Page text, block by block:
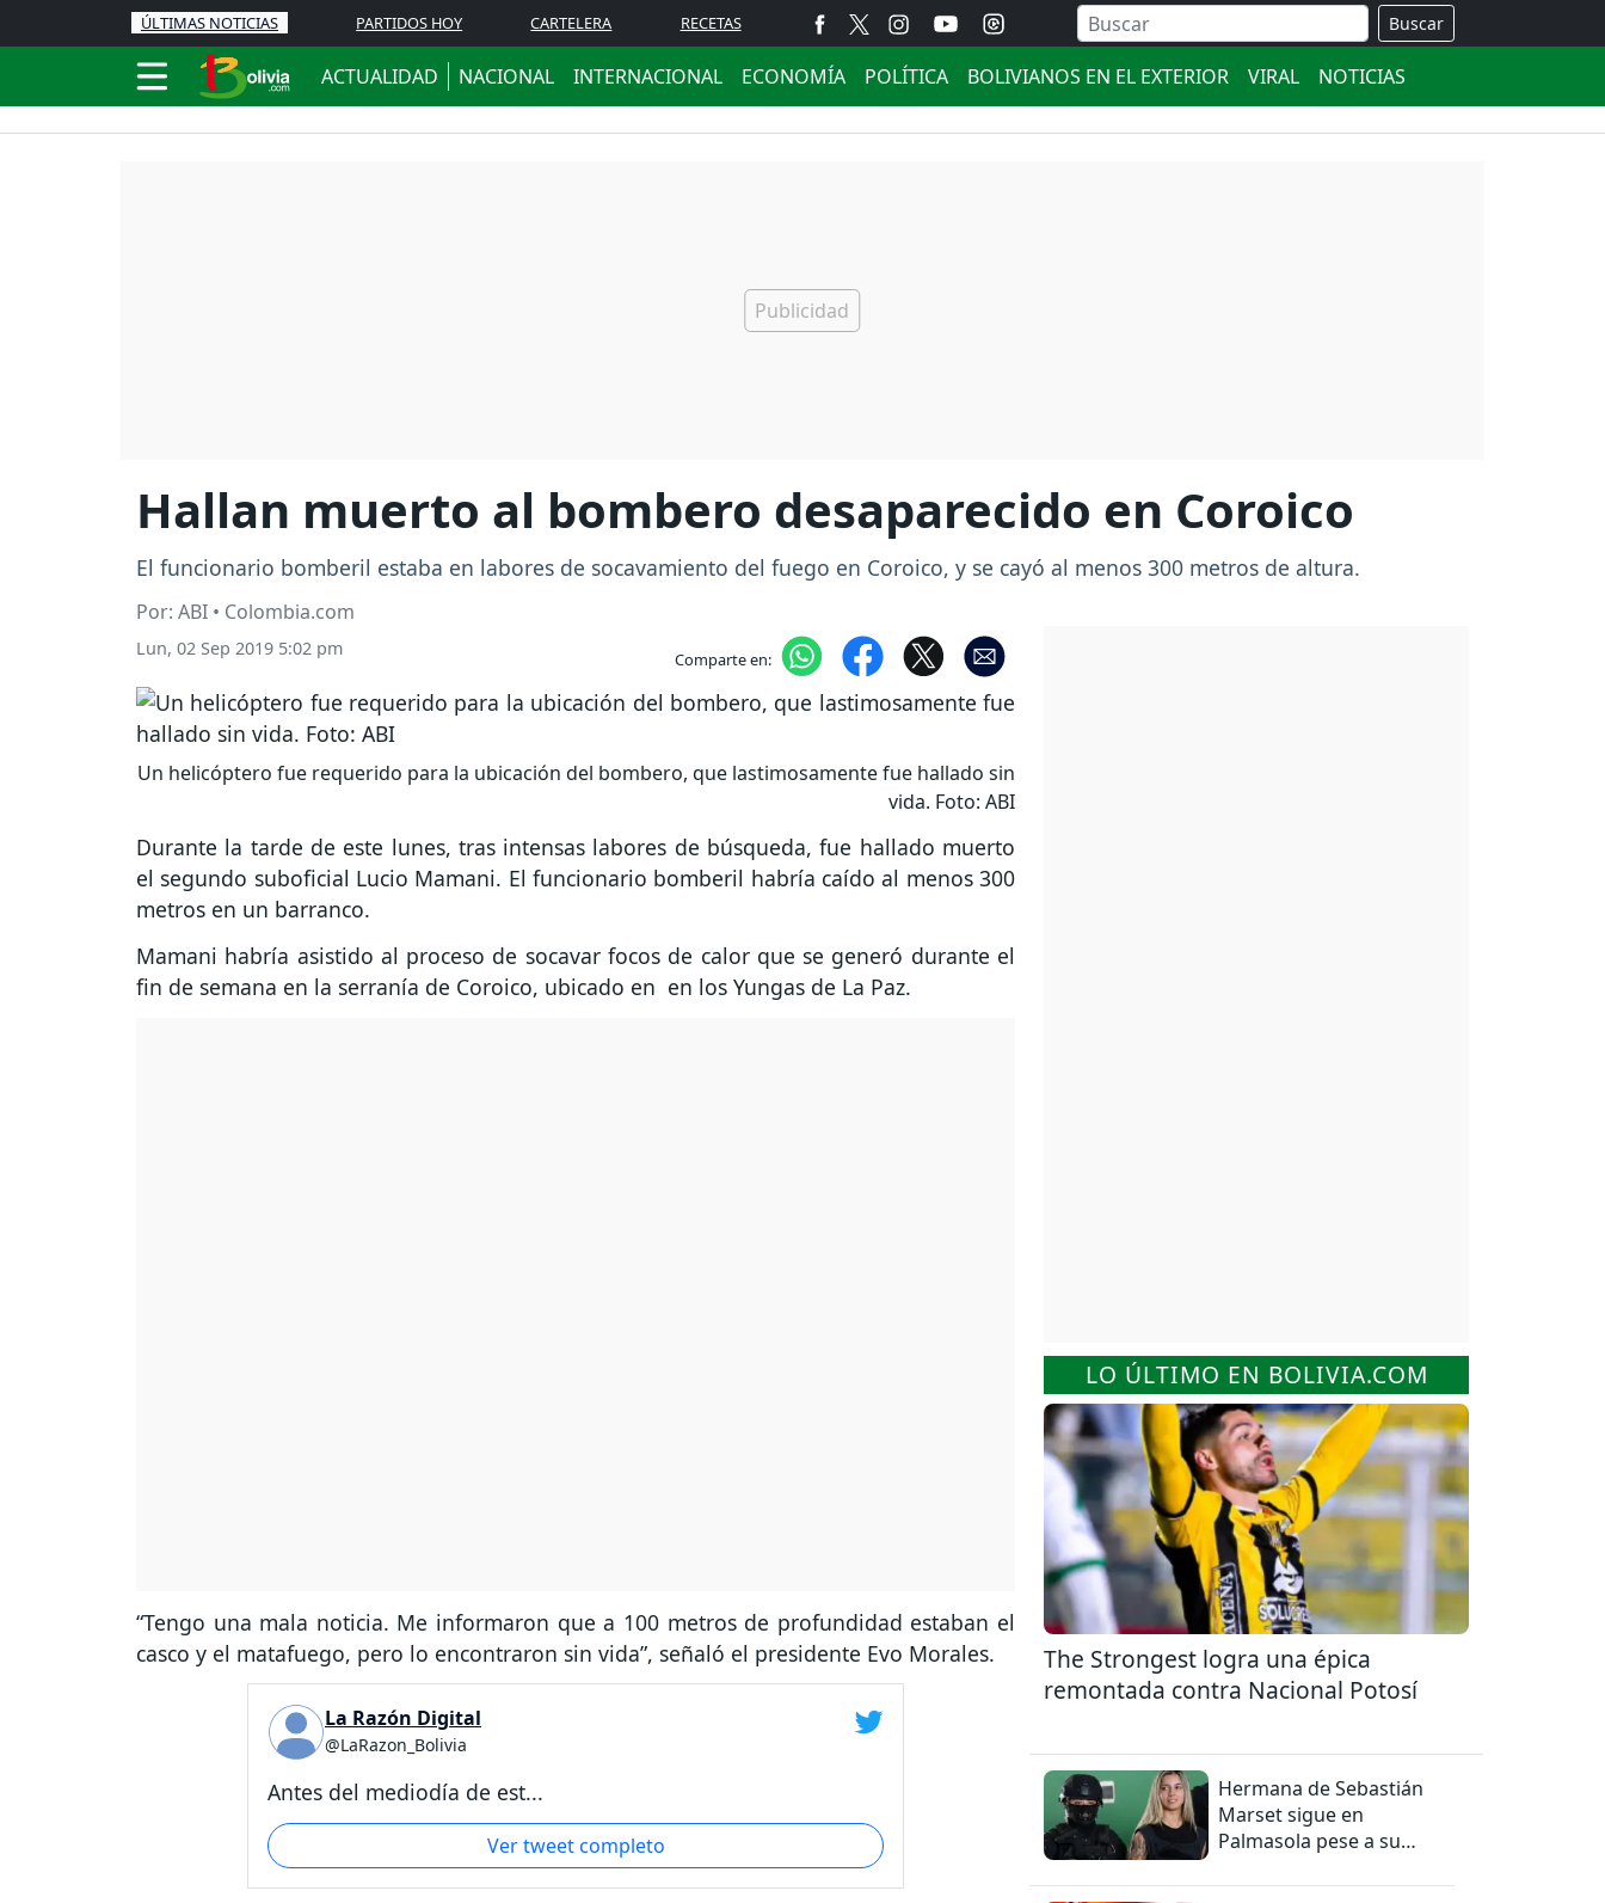
ÚLTIMAS NOTICIAS PARTIDOS HOY CARTELERA RECETAS Buscar
ACTUALIDAD NACIONAL INTERNACIONAL ECONOMÍA POLÍTICA BOLIVIANOS EN EL EXTERIOR VIRAL NOTICIAS
Hallan muerto al bombero desaparecido en Coroico
El funcionario bomberil estaba en labores de socavamiento del fuego en Coroico, y se cayó al menos 300 metros de altura.
Por: ABI • Colombia.com
Lun, 02 Sep 2019 5:02 pm Comparte en:
Un helicóptero fue requerido para la ubicación del bombero, que lastimosamente fue hallado sin
vida. Foto: ABI
Durante la tarde de este lunes, tras intensas labores de búsqueda, fue hallado muerto
el segundo suboficial Lucio Mamani. El funcionario bomberil habría caído al menos 300
metros en un barranco.
Mamani habría asistido al proceso de socavar focos de calor que se generó durante el
fin de semana en la serranía de Coroico, ubicado en en los Yungas de La Paz.
“Tengo una mala noticia. Me informaron que a 100 metros de profundidad estaban el
casco y el matafuego, pero lo encontraron sin vida”, señaló el presidente Evo Morales.
La Razón Digital
@LaRazon_Bolivia
Antes del mediodía de est...
Ver tweet completo
LO ÚLTIMO EN BOLIVIA.COM
The Strongest logra una épica
remontada contra Nacional Potosí
Hermana de Sebastián
Marset sigue en
Palmasola pese a su